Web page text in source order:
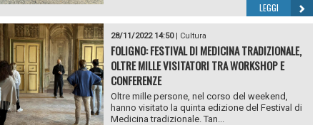
LEGGI
28/11/2022 14:50| Cultura
FOLIGNO: FESTIVAL DI MEDICINA TRADIZIONALE,
OLTRE MILLE VISITATORI TRA WORKSHOP E
CONFERENZE
Oltre mille persone, nel corso del weekend,
hanno visitato la quinta edizione del Festival di
Medicina tradizionale. Tan...